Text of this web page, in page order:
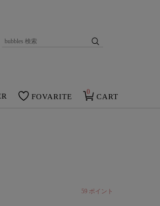
FOVARITE CART
0
59 ポイント